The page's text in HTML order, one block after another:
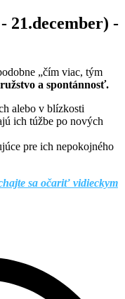
21.december) -
„čím viac, tým
a spontánnosť.
alebo v blízkosti
ich túžbe po nových
pre ich nepokojného
sa očariť vidieckym